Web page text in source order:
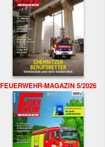
FEUERWEHR-MAGAZIN 5/2026